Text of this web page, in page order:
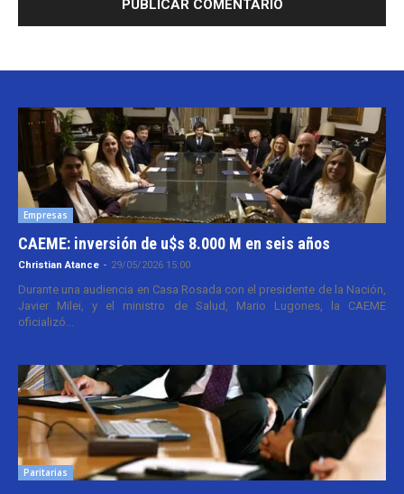
Empresas
CAEME: inversión de u$s 8.000 M en seis años
Christian Atance - 29/05/2026 15:00
Durante una audiencia en Casa Rosada con el presidente de la Nación,
Javier Milei, y el ministro de Salud, Mario Lugones, la CAEME
oficializó...
Paritarias